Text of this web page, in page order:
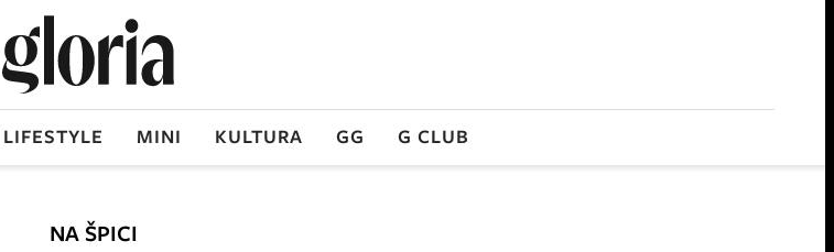
LIFESTYLE MINI KULTURA GG G CLUB
NA ŠPICI